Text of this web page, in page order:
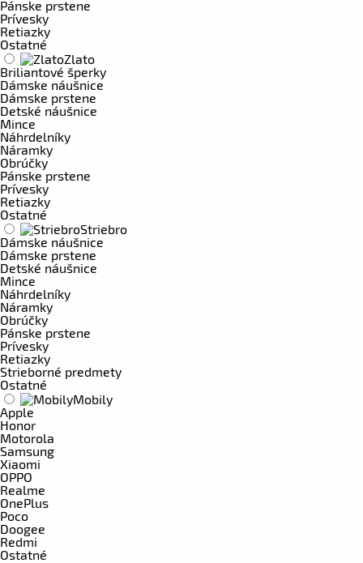
Pánske prstene
Prívesky
Retiazky
Ostatné
Zlato
Briliantové šperky
Dámske náušnice
Dámske prstene
Detské náušnice
Mince
Náhrdelníky
Náramky
Obrúčky
Pánske prstene
Prívesky
Retiazky
Ostatné
Striebro
Dámske náušnice
Dámske prstene
Detské náušnice
Mince
Náhrdelníky
Náramky
Obrúčky
Pánske prstene
Prívesky
Retiazky
Strieborné predmety
Ostatné
Mobily
Apple
Honor
Motorola
Samsung
Xiaomi
OPPO
Realme
OnePlus
Poco
Doogee
Redmi
Ostatné